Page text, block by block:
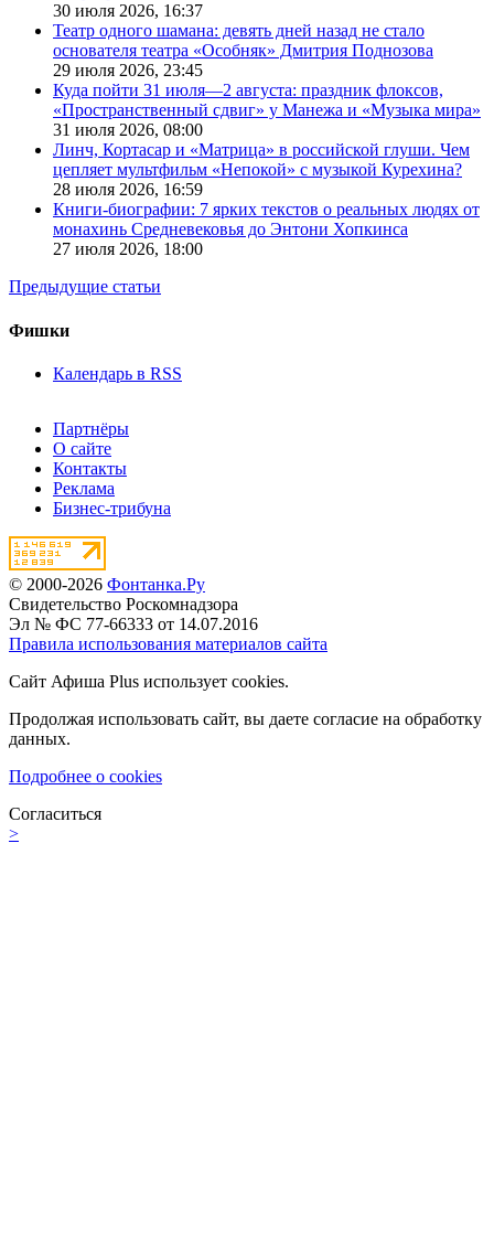
30 июля 2026, 16:37
Театр одного шамана: девять дней назад не стало
основателя театра «Особняк» Дмитрия Поднозова
29 июля 2026, 23:45
Куда пойти 31 июля—2 августа: праздник флоксов,
«Пространственный сдвиг» у Манежа и «Музыка мира»
31 июля 2026, 08:00
Линч, Кортасар и «Матрица» в российской глуши. Чем
цепляет мультфильм «Непокой» с музыкой Курехина?
28 июля 2026, 16:59
Книги-биографии: 7 ярких текстов о реальных людях от
монахинь Средневековья до Энтони Хопкинса
27 июля 2026, 18:00
Предыдущие статьи
Фишки
Календарь в RSS
Партнёры
О сайте
Контакты
Реклама
Бизнес-трибуна
© 2000-2026 Фонтанка.Ру
Свидетельство Роскомнадзора
Эл № ФС 77-66333 от 14.07.2016
Правила использования материалов сайта
Сайт Афиша Plus использует cookies.
Продолжая использовать сайт, вы даете согласие на обработку
данных.
Подробнее о cookies
Согласиться
>